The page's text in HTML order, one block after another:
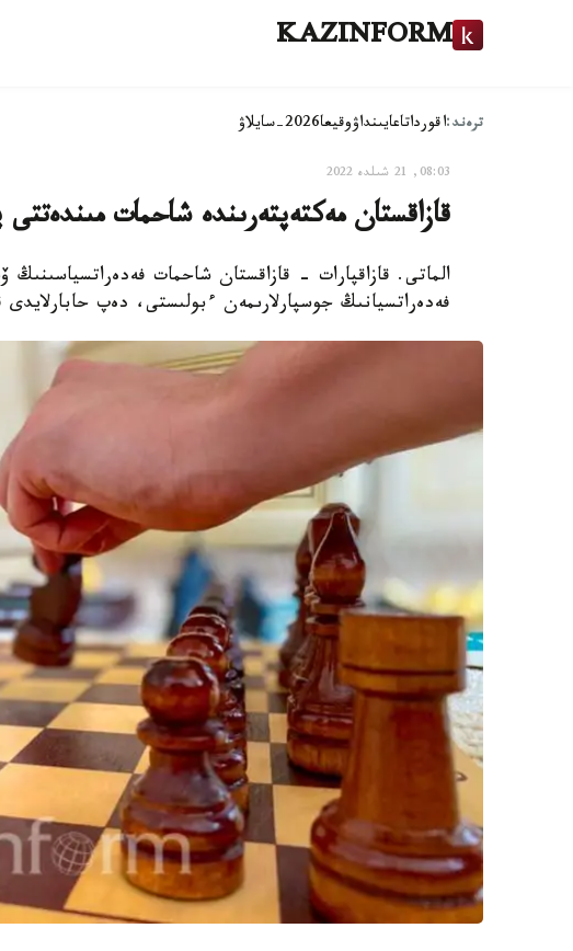
KAZINFORM
ترەند:اقورداتاعايىنداۋوقيعا2026-سايلاۋ
08:03, 21 شىلدە 2022
قازاقستان مەكتەپتەرىندە شاحمات مىندەتتى
الماتى. قازاقپارات - قازاقستان شاحمات
فەدەراتسيانىڭ جوسپارلارىمەن ءبولىستى، دەپ حابارلايدى